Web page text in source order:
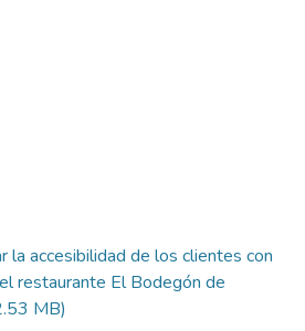
la accesibilidad de los clientes con
restaurante El Bodegón de
MB)